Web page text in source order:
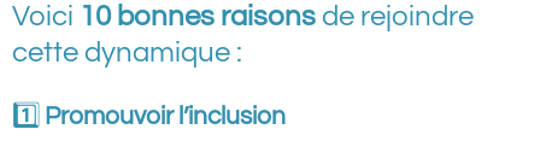
Voici 10 bonnes raisons de rejoindre
cette dynamique :
1️⃣ Promouvoir l’inclusion